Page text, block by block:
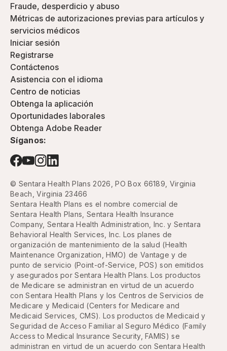
Fraude, desperdicio y abuso
Métricas de autorizaciones previas para artículos y
servicios médicos
Iniciar sesión
Registrarse
Contáctenos
Asistencia con el idioma
Centro de noticias
Obtenga la aplicación
Oportunidades laborales
Obtenga Adobe Reader
Síganos:
© Sentara Health Plans 2026, PO Box 66189, Virginia
Beach, Virginia 23466
Sentara Health Plans es el nombre comercial de
Sentara Health Plans, Sentara Health Insurance
Company, Sentara Health Administration, Inc. y Sentara
Behavioral Health Services, Inc. Los planes de
organización de mantenimiento de la salud (Health
Maintenance Organization, HMO) de Vantage y de
punto de servicio (Point-of-Service, POS) son emitidos
y asegurados por Sentara Health Plans. Los productos
de Medicare se administran en virtud de un acuerdo
con Sentara Health Plans y los Centros de Servicios de
Medicare y Medicaid (Centers for Medicare and
Medicaid Services, CMS). Los productos de Medicaid y
Seguridad de Acceso Familiar al Seguro Médico (Family
Access to Medical Insurance Security, FAMIS) se
administran en virtud de un acuerdo con Sentara Health